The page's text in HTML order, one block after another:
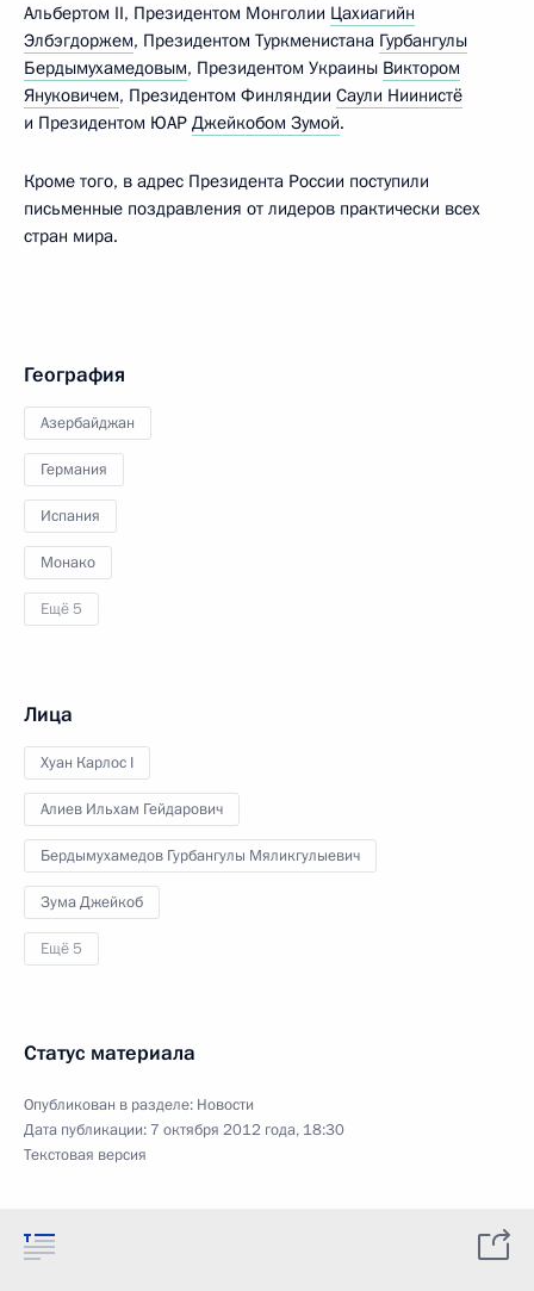
Альбертом II, Президентом Монголии Цахиагийн
Элбэгдоржем, Президентом Туркменистана Гурбангулы
Бердымухамедовым, Президентом Украины Виктором
Януковичем, Президентом Финляндии Саули Ниинистё
и Президентом ЮАР Джейкобом Зумой.
Кроме того, в адрес Президента России поступили
письменные поздравления от лидеров практически всех
стран мира.
География
Азербайджан
Германия
Испания
Монако
Ещё 5
Лица
Хуан Карлос I
Алиев Ильхам Гейдарович
Бердымухамедов Гурбангулы Мяликгулыевич
Зума Джейкоб
Ещё 5
Статус материала
Опубликован в разделе: Новости
Дата публикации: 7 октября 2012 года, 18:30
Текстовая версия